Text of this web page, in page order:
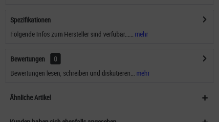
Spezifikationen
Folgende Infos zum Hersteller sind verfübar...... mehr
Bewertungen
0
Bewertungen lesen, schreiben und diskutieren...
mehr
Ähnliche Artikel